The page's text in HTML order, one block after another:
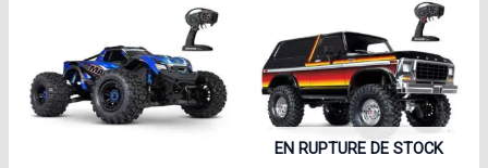
EN RUPTURE DE STOCK